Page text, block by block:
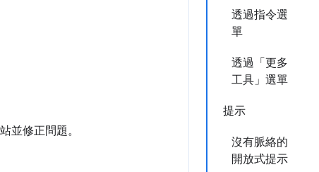
透過指令選
單
透過「更多
工具」選單
提示
沒有脈絡的
開放式提示
並修正問題。